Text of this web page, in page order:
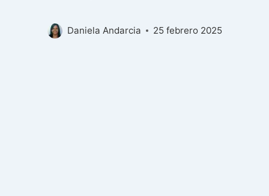
Daniela Andarcia 25 febrero 2025